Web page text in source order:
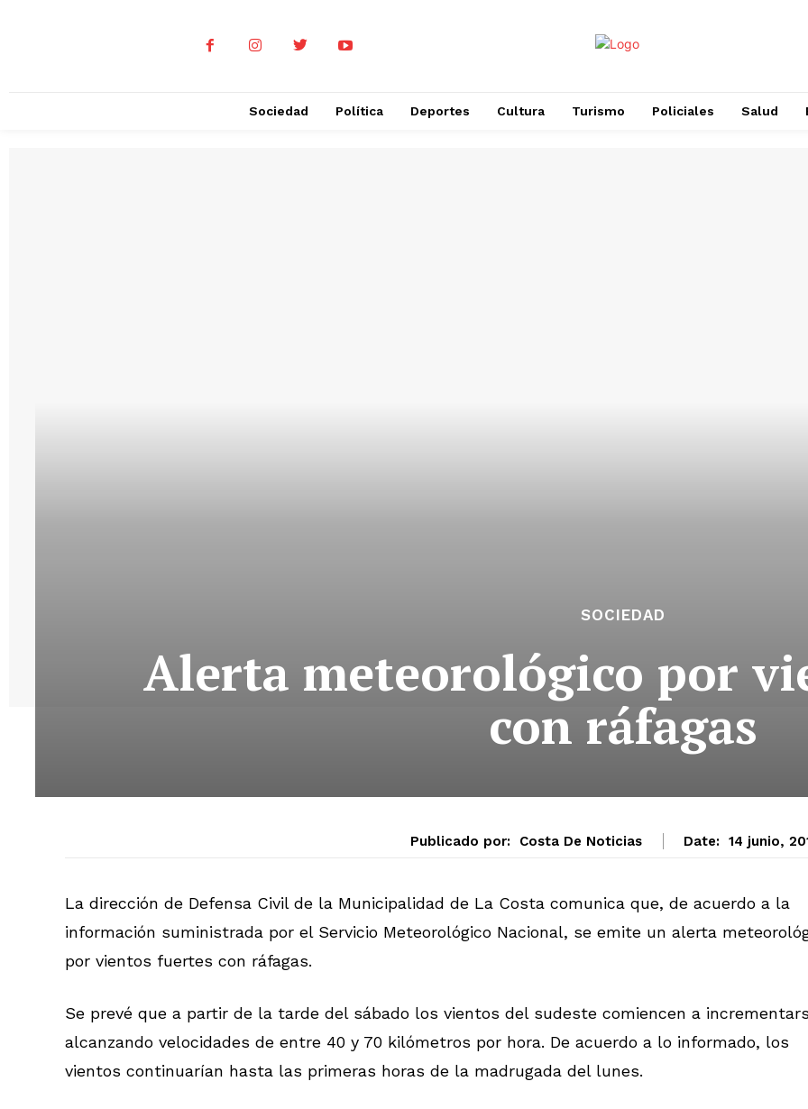
Sociedad Política Deportes Cultura Turismo Policiales Salud
SOCIEDAD
Alerta meteorológico por
con ráfagas
Publicado por: Costa De Noticias Date: 14 junio,
La dirección de Defensa Civil de la Municipalidad de La Costa comunica que, de acuerdo a la
información suministrada por el Servicio Meteorológico Nacional, se emite un alerta
por vientos fuertes con ráfagas.
Se prevé que a partir de la tarde del sábado los vientos del sudeste comiencen a
alcanzando velocidades de entre 40 y 70 kilómetros por hora. De acuerdo a lo informado, los
vientos continuarían hasta las primeras horas de la madrugada del lunes.